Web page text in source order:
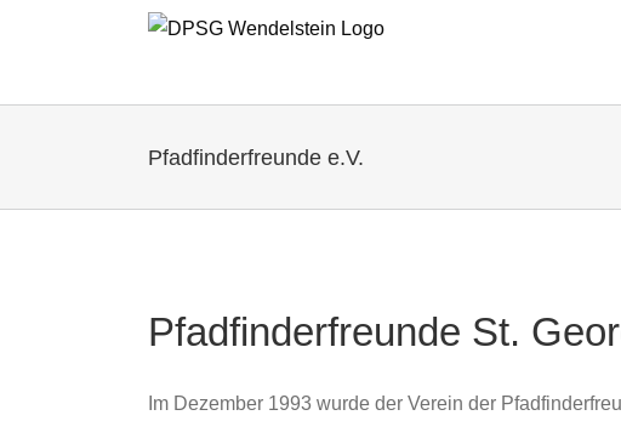
Pfadfinderfreunde e.V.
Pfadfinderfreunde St.
Im Dezember 1993 wurde der Verein der